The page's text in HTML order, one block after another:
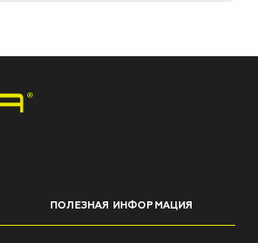
ПОЛЕЗНАЯ ИНФОРМАЦИЯ